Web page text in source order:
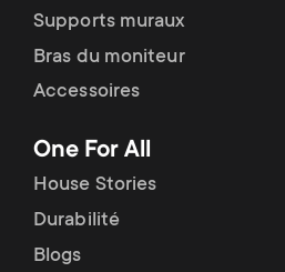
Supports muraux
Bras du moniteur
Accessoires
One For All
House Stories
Durabilité
Blogs